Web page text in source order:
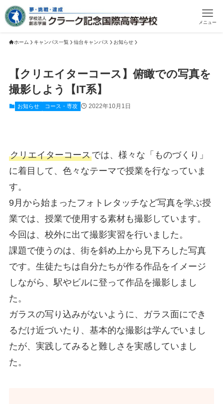
メニュー
ホーム キャンパス一覧 仙台キャンパス お知らせ
【クリエイターコース】俯瞰での写真を
撮影しよう【IT系】
お知らせ コース・専攻 2022年10月1日
クリエイターコースでは、様々な「ものづくり」
に着目して、色々なテーマで授業を行なっていま
す。
9月から始まったフォトレタッチなど写真を学ぶ授
業では、授業で使用する素材も撮影しています。
今回は、校外に出て撮影実習を行いました。
課題で使うのは、街を斜め上から見下ろした写真
です。生徒たちは自分たちが作る作品をイメージ
しながら、駅やビルに登って作品を撮影しまし
た。
ガラスの写り込みがないように、ガラス面にでき
るだけ近づいたり、基本的な撮影は学んでいまし
たが、実践してみると難しさを実感していまし
た。